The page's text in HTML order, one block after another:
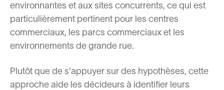
environnantes et aux sites concurrents, ce qui est
particulièrement pertinent pour les centres
commerciaux, les parcs commerciaux et les
environnements de grande rue.
Plutôt que de s'appuyer sur des hypothèses, cette
approche aide les décideurs à identifier leurs